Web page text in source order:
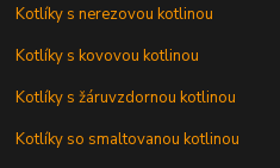
Kotlíky s nerezovou kotlinou
Kotlíky s kovovou kotlinou
Kotlíky s žáruvzdornou kotlinou
Kotlíky so smaltovanou kotlinou